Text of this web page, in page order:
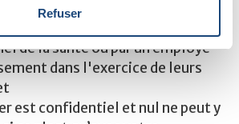
Refuser
ceci ne s'applique pas
de la santé ou par un employé
dans l'exercice de leurs
est confidentiel et nul ne peut y